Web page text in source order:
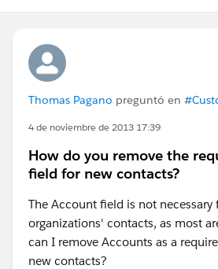
Thomas Pagano preguntó en
4 de noviembre de 2013 17:39
How do you remove the
field for new contacts?
The Account field is not necessary
organizations' contacts, as most
can I remove Accounts as a
new contacts?